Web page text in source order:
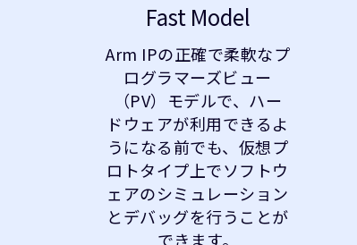
Fast Model
Arm IPの正確で柔軟なプ
ログラマーズビュー
（PV）モデルで、ハー
ドウェアが利用できるよ
うになる前でも、仮想プ
ロトタイプ上でソフトウ
ェアのシミュレーション
とデバッグを行うことが
できます。